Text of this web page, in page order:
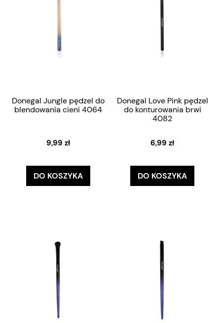
Donegal Jungle pędzel do
blendowania cieni 4064
9,99 zł
DO KOSZYKA
Donegal Love Pink pędzel
do konturowania brwi
4082
6,99 zł
DO KOSZYKA